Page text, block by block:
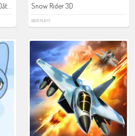
Cuộc Phiêu Lưu Trong Vùng Đất Chết Snow Rider 3D
9820 PLAYS